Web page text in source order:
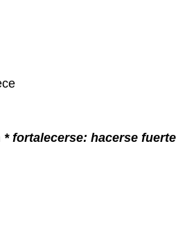
* fortalecerse: hacerse fuerte